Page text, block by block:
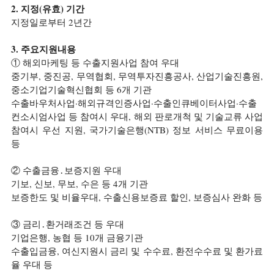
2. 지정(유효) 기간
지정일로부터 2년간
3. 주요지원내용
① 해외마케팅 등 수출지원사업 참여 우대
중기부, 중진공, 무역협회, 무역투자진흥공사, 산업기술진흥원,
중소기업기술혁신협회 등 6개 기관
수출바우처사업·해외규격인증사업·수출인큐베이터사업·수출
컨소시엄사업 등 참여시 우대, 해외 판로개척 및 기술교류 사업
참여시 우선 지원, 국가기술은행(NTB) 정보 서비스 무료이용
등
② 수출금융․보증지원 우대
기보, 신보, 무보, 수은 등 4개 기관
보증한도 및 비율우대, 수출신용보증료 할인, 보증심사 완화 등
③ 금리․환거래조건 등 우대
기업은행, 농협 등 10개 금융기관
수출입금융, 여신지원시 금리 및 수수료, 환전수수료 및 환가료
율 우대 등